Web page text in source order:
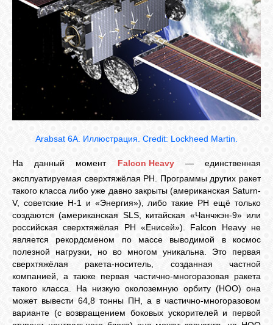
Arabsat 6A. Иллюстрация. Credit: Lockheed Martin.
На данный момент Falcon Heavy— единственная
эксплуатируемая сверхтяжёлая РН. Программы других ракет
такого класса либо уже давно закрыты (американская Saturn-
V, советские Н-1 и «Энергия»), либо такие РН ещё только
создаются (американская SLS, китайская «Чанчжэн-9» или
российская сверхтяжёлая РН «Енисей»). Falcon Heavy не
является рекордсменом по массе выводимой в космос
полезной нагрузки, но во многом уникальна. Это первая
сверхтяжёлая ракета-носитель, созданная частной
компанией, а также первая частично-многоразовая ракета
такого класса. На низкую околоземную орбиту (НОО) она
может вывести 64,8 тонны ПН, а в частично-многоразовом
варианте (с возвращением боковых ускорителей и первой